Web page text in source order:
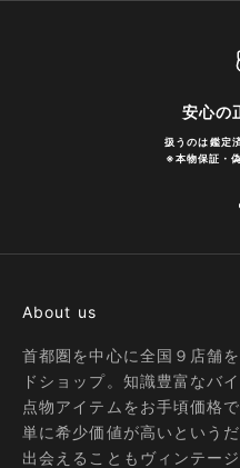
安心の
扱うのは鑑定
※本物保証・
About us
首都圏を中心に全国９店舗
ドショップ。知識豊富なバ
点物アイテムをお手頃価格
単に希少価値が高いという
出会えることもヴィンテー